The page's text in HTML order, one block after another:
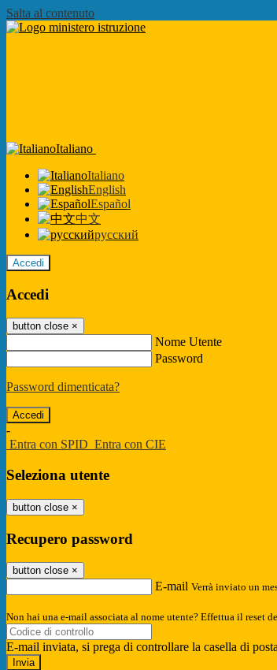
Salta al contenuto
Italiano
Italiano
English
Español
中文
русский
Accedi
Accedi
button close ×
Nome Utente
Password
Password dimenticata?
-
Entra con SPID Entra con CIE
Seleziona utente
button close ×
Recupero password
button close ×
E-mail Verrà inviato un
Non hai una e-mail associata al nome utente? Effettua il reset
E-mail inviata, si prega di controllare la casella di